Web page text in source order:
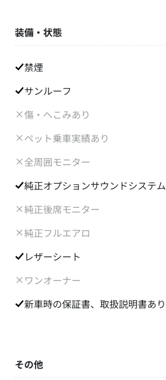
装備・状態
禁煙
サンルーフ
傷・へこみあり
ペット乗車実績あり
全周囲モニター
純正オプションサウンドシステム
純正後席モニター
純正フルエアロ
レザーシート
ワンオーナー
新車時の保証書、取扱説明書あり
その他